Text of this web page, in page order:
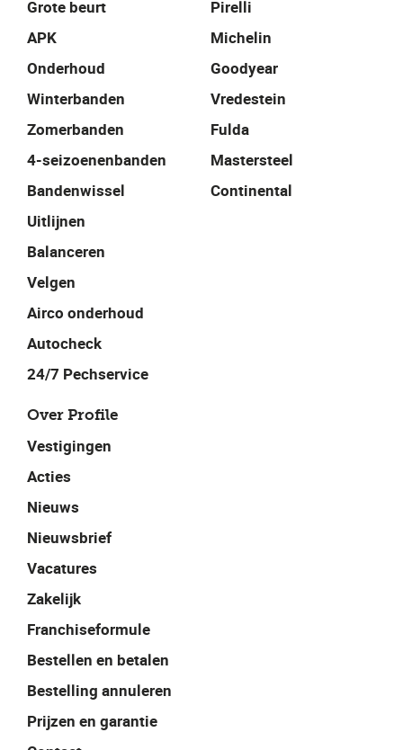
Grote beurt
APK
Onderhoud
Winterbanden
Zomerbanden
4-seizoenenbanden
Bandenwissel
Uitlijnen
Balanceren
Velgen
Airco onderhoud
Autocheck
24/7 Pechservice
Pirelli
Michelin
Goodyear
Vredestein
Fulda
Mastersteel
Continental
Over Profile
Vestigingen
Acties
Nieuws
Nieuwsbrief
Vacatures
Zakelijk
Franchiseformule
Bestellen en betalen
Bestelling annuleren
Prijzen en garantie